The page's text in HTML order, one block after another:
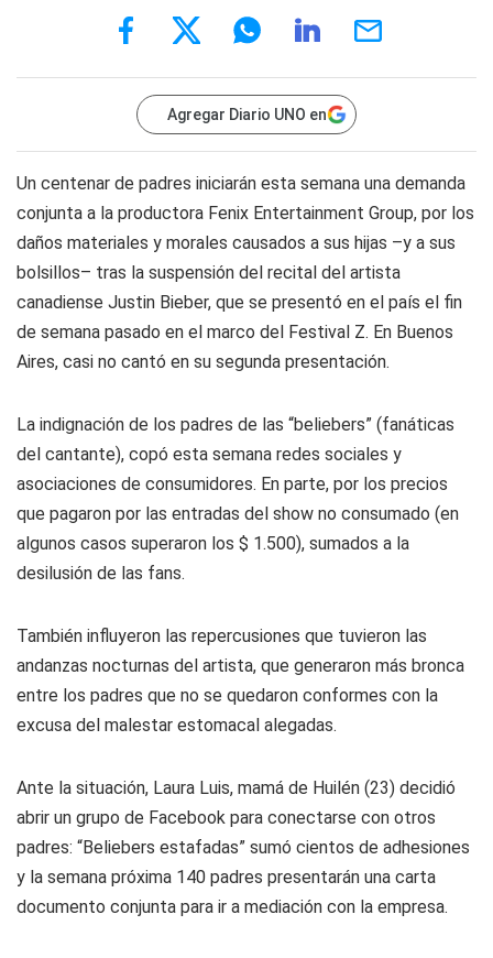
Agregar Diario UNO en
Un centenar de padres iniciarán esta semana una demanda
conjunta a la productora Fenix Entertainment Group, por los
daños materiales y morales causados a sus hijas –y a sus
bolsillos– tras la suspensión del recital del artista
canadiense Justin Bieber, que se presentó en el país el fin
de semana pasado en el marco del Festival Z. En Buenos
Aires, casi no cantó en su segunda presentación.
La indignación de los padres de las “beliebers” (fanáticas
del cantante), copó esta semana redes sociales y
asociaciones de consumidores. En parte, por los precios
que pagaron por las entradas del show no consumado (en
algunos casos superaron los $ 1.500), sumados a la
desilusión de las fans.
También influyeron las repercusiones que tuvieron las
andanzas nocturnas del artista, que generaron más bronca
entre los padres que no se quedaron conformes con la
excusa del malestar estomacal alegadas.
Ante la situación, Laura Luis, mamá de Huilén (23) decidió
abrir un grupo de Facebook para conectarse con otros
padres: “Beliebers estafadas” sumó cientos de adhesiones
y la semana próxima 140 padres presentarán una carta
documento conjunta para ir a mediación con la empresa.